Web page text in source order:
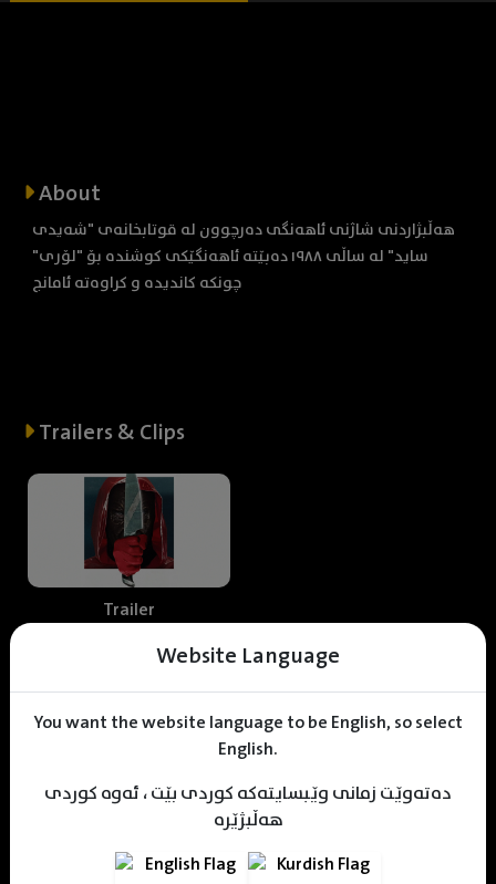
Website Language
You want the website language to be English, so select
English.
دەتەوێت زمانی وێبسایتەکە کوردی بێت ، ئەوە کوردی
هەڵبژێرە
About
هەڵبژاردنی شاژنی ئاهەنگی دەرچوون لە قوتابخانەی "شه‌یدی
ساید" لە ساڵی ١٩٨٨ دەبێتە ئاهەنگێکی کوشندە بۆ "لۆری"
چونکە کاندیدە و کراوەتە ئامانج
Trailers & Clips
Trailer
Translator
Mhamad Hamed
Designer